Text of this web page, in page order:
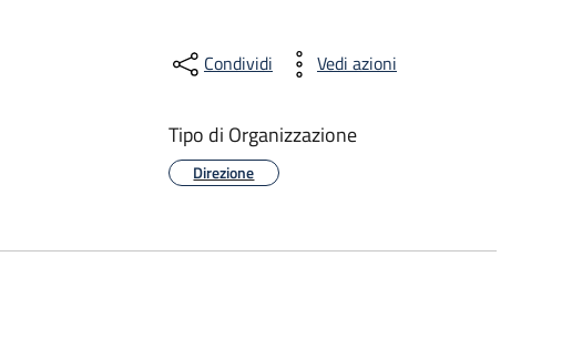
Condividi Vedi azioni
Tipo di Organizzazione
Direzione